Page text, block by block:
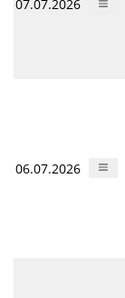
07.07.2026
06.07.2026